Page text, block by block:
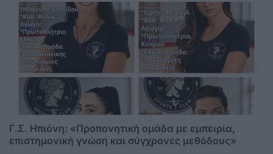
Γ.Σ. Ηπιόνη: «Προπονητική ομάδα με εμπειρία,
επιστημονική γνώση και σύγχρονες μεθόδους»